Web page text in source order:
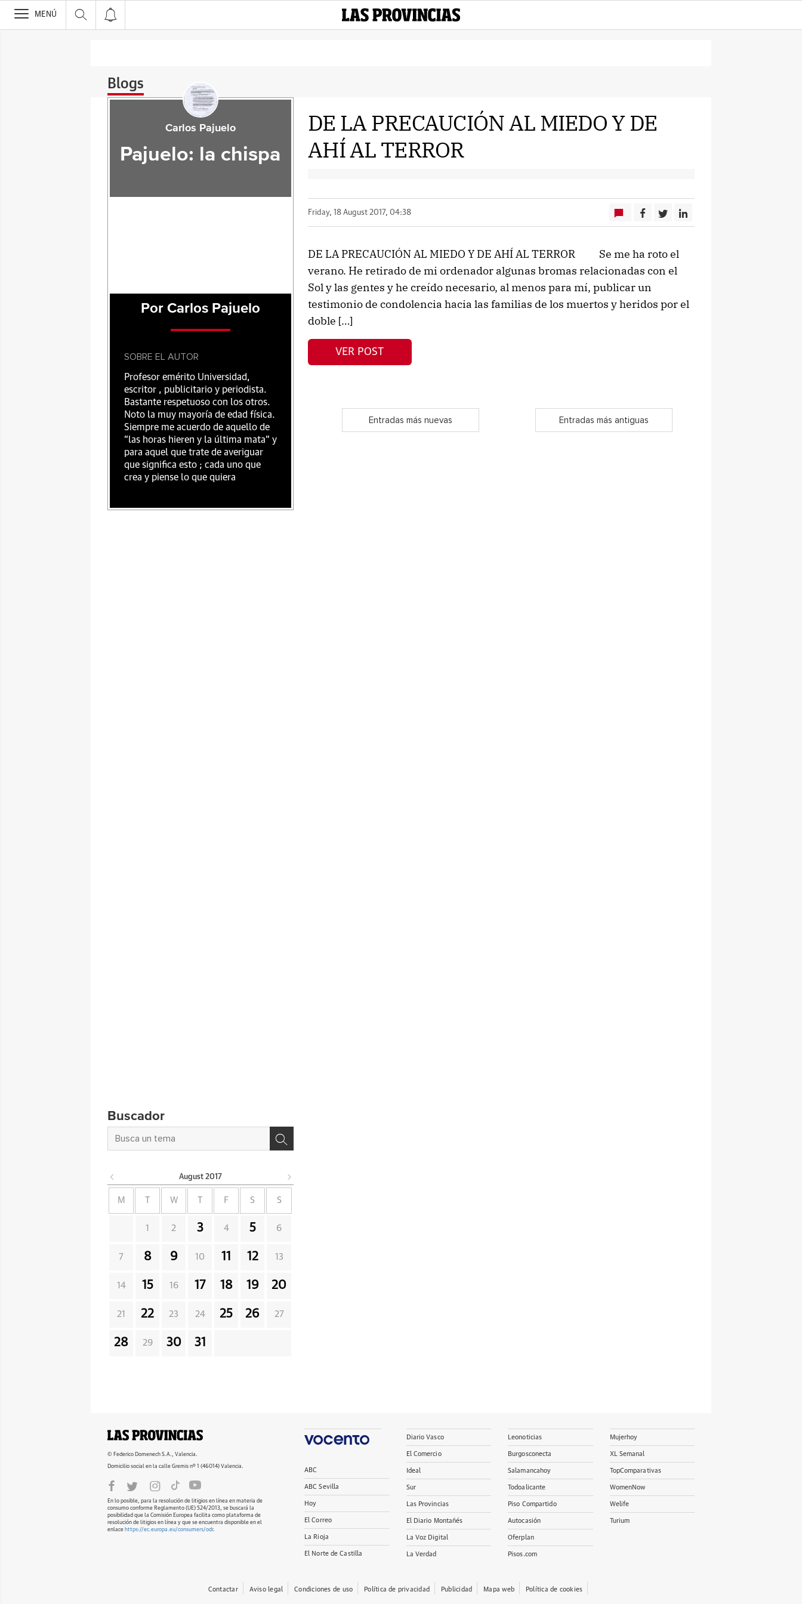
>
MENÚ
Blogs
DE LA PRECAUCIÓN AL MIEDO Y DE
AHÍ AL TERROR
Friday, 18 August 2017, 04:38
DE LA PRECAUCIÓN AL MIEDO Y DE AHÍ AL TERROR Se me ha roto el
verano. He retirado de mi ordenador algunas bromas relacionadas con el
Sol y las gentes y he creído necesario, al menos para mí, publicar un
testimonio de condolencia hacia las familias de los muertos y heridos por el
doble […]
VER POST
Entradas más nuevas Entradas más antiguas
Carlos Pajuelo
Pajuelo: la chispa
Por Carlos Pajuelo
SOBRE EL AUTOR
Profesor emérito Universidad,
escritor , publicitario y periodista.
Bastante respetuoso con los otros.
Noto la muy mayoría de edad física.
Siempre me acuerdo de aquello de
"las horas hieren y la última mata" y
para aquel que trate de averiguar
que significa esto ; cada uno que
crea y piense lo que quiera
Buscador
August 2017
M W F S S
1 2 3 4 5 6
7 8 9 10 11 12 13
14 15 16 17 18 19 20
21 22 23 24 25 26 27
28 29 30 31
© Federico Domenech S.A., Valencia.
Domicilio social en la calle Gremis nº 1 (46014) Valencia.
En lo posible, para la resolución de litigios en línea en materia de
consumo conforme Reglamento (UE) 524/2013, se buscará la
posibilidad que la Comisión Europea facilita como plataforma de
resolución de litigios en línea y que se encuentra disponible en el
enlace https://ec.europa.eu/consumers/odr.
ABC
ABC Sevilla
Hoy
El Correo
La Rioja
El Norte de Castilla
Diario Vasco
El Comercio
Ideal
Sur
Las Provincias
El Diario Montañés
La Voz Digital
La Verdad
Leonoticias
Burgosconecta
Salamancahoy
Todoalicante
Piso Compartido
Autocasión
Oferplan
Pisos.com
Mujerhoy
XL Semanal
TopComparativas
WomenNow
Welife
Turium
Contactar Aviso legal Condiciones de uso Política de privacidad Publicidad Mapa web Política de cookies